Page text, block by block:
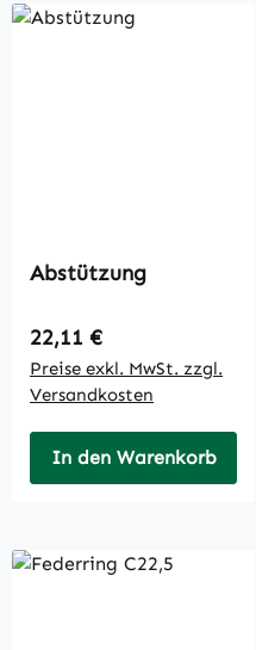
Abstützung
Regulärer Preis:
22,11 €
Preise exkl. MwSt. zzgl.
Versandkosten
In den Warenkorb